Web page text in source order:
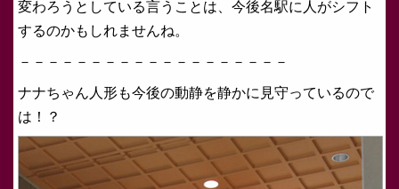
変わろうとしている言うことは、今後名駅に人がシフト
するのかもしれませんね。
－－－－－－－－－－－－－－－－－－－
ナナちゃん人形も今後の動静を静かに見守っているので
は！？